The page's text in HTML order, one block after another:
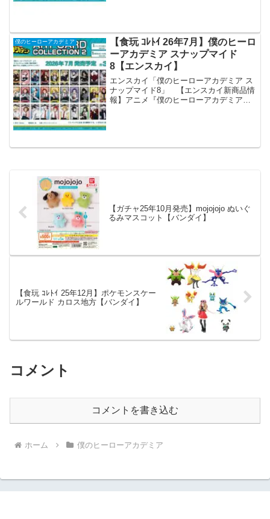
僕のヒーローアカデミア
【食玩 ｺﾚﾄｲ 26年7月】僕のヒーロ
ーアカデミア スナップマイド
8【エンスカイ】
エンスカイ「僕のヒーローアカデミア ス
ナップマイド8」 【エンスカイ新商品情
報】アニメ『僕のヒーローアカデミア』
【ガチャ25年10月発売】mojojojo ぬいぐ
るみマスコット【バンダイ】
【食玩 ｺﾚﾄｲ 25年12月】ポケモンスケー
ルワールド カロス地方【バンダイ】
コメント
コメントを書き込む
ホーム 僕のヒーローアカデミア